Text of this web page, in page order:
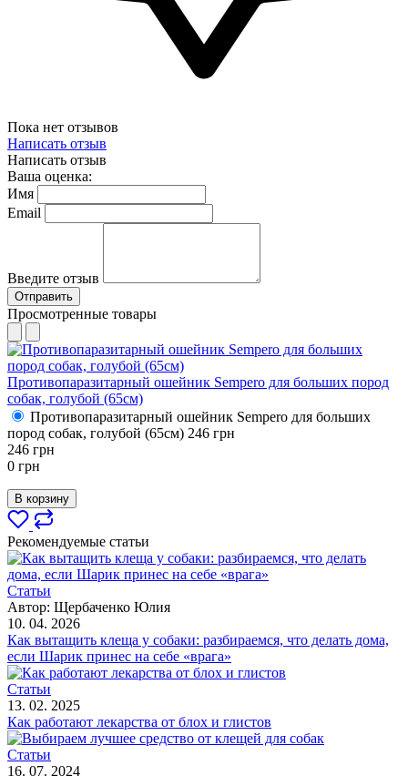
Пока нет отзывов
Написать отзыв
Написать отзыв
Ваша оценка:
Имя
Email
Введите отзыв
Отправить
Просмотренные товары
Противопаразитарный ошейник Sempero для больших пород
собак, голубой (65см)
Противопаразитарный ошейник Sempero для больших
пород собак, голубой (65см) 246 грн
246 грн
0 грн
В корзину
Рекомендуемые статьи
Статьи
Автор: Щербаченко Юлия
10. 04. 2026
Как вытащить клеща у собаки: разбираемся, что делать дома,
если Шарик принес на себе «врага»
Статьи
13. 02. 2025
Как работают лекарства от блох и глистов
Статьи
16. 07. 2024